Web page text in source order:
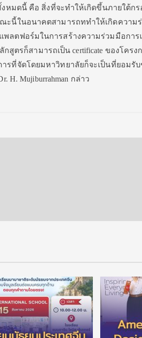
หมดนี้ คือ สิ่งที่จะทำให้เกิดขึ้นภายใต้ก
ะ​นี้ในอนาคตสามารถททำให้เกิดควา
พลตฟอร์มในการสร้างความร่วมมือกา
กสูตรก็สามารถเป็น certificate ของโคร
รที่จัดโดยมหาวิทยาลัยก็จะเป็นที่ยอมรั
H. Mujiburrahman กล่าว